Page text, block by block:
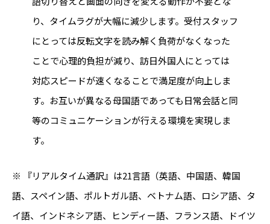
り、タイムラグが大幅に減少します。受付スタッフ
にとっては反転文字を読み解く負荷がなくなった
ことで心理的負担が減り、訪日外国人にとっては
対応スピードが速くなることで満足度が向上しま
す。お互いが異なる母国語であっても日常会話と同
等のコミュニケーションが行える環境を実現しま
す。
※ 『リアルタイム通訳』は21言語（英語、中国語、韓国
語、スペイン語、ポルトガル語、ベトナム語、ロシア語、タ
イ語、インドネシア語、ヒンディー語、フランス語、ドイツ